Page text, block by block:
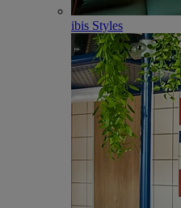
ibis Styles